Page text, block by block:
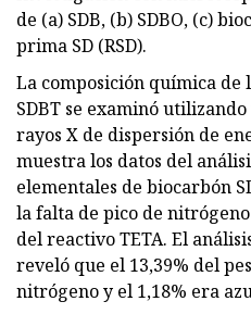
de (a) SDB, (b) SDBO, (c)
prima SD (RSD).
La composición química de
SDBT se examinó
rayos X de dispersión de
muestra los datos del
elementales de biocarbón
la falta de pico de
del reactivo TETA. El
reveló que el 13,39% del
nitrógeno y el 1,18% era